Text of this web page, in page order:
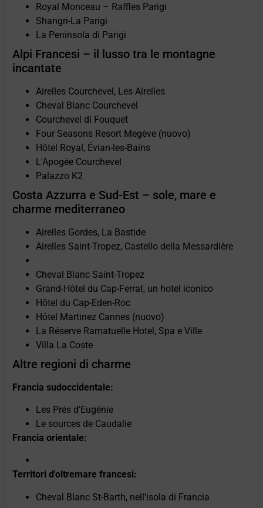
Royal Monceau – Raffles Parigi
Shangri-La Parigi
La Peninsola di Parigi
Alpi Francesi – il lusso tra le montagne
incantate
Airelles Courchevel, Les Airelles
Cheval Blanc Courchevel
Courchevel di Fouquet
Four Seasons Resort Megève (nuovo)
Hôtel Royal, Évian-les-Bains
L'Apogée Courchevel
Palazzo K2
Costa Azzurra e Sud-Est – sole, mare e
charme mediterraneo
Airelles Gordes, La Bastide
Airelles Saint-Tropez, Castello della Messardière
Cheval Blanc Saint-Tropez
Grand-Hôtel du Cap-Ferrat, un hotel iconico
Hôtel du Cap-Eden-Roc
Hôtel Martinez Cannes (nuovo)
La Réserve Ramatuelle Hotel, Spa e Ville
Villa La Coste
Altre regioni di charme
Francia sudoccidentale:
Les Prés d'Eugénie
Le sources de Caudalie
Francia orientale:
Territori d'oltremare francesi:
Cheval Blanc St-Barth, nell'isola di Francia